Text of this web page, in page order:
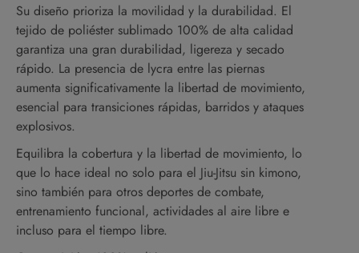
Su diseño prioriza la movilidad y la durabilidad. El
tejido de poliéster sublimado 100% de alta calidad
garantiza una gran durabilidad, ligereza y secado
rápido. La presencia de lycra entre las piernas
aumenta significativamente la libertad de movimiento,
esencial para transiciones rápidas, barridos y ataques
explosivos.
Equilibra la cobertura y la libertad de movimiento, lo
que lo hace ideal no solo para el Jiu-Jitsu sin kimono,
sino también para otros deportes de combate,
entrenamiento funcional, actividades al aire libre e
incluso para el tiempo libre.